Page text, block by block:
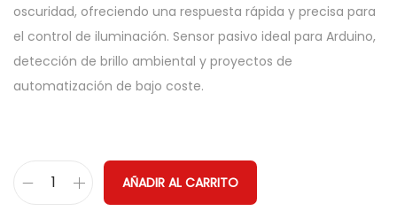
oscuridad, ofreciendo una respuesta rápida y precisa para
el control de iluminación. Sensor pasivo ideal para Arduino,
detección de brillo ambiental y proyectos de
automatización de bajo coste.
AÑADIR AL CARRITO